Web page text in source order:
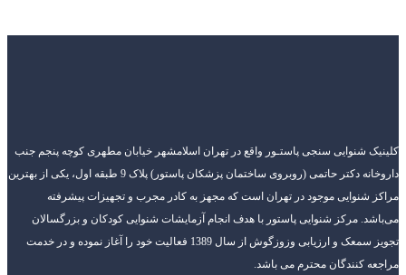
کلینیک شنوایی سنجی پاستـور واقع در تهران اسلامشهر خیابان مطهری کوچه پنجم جنب
داروخانه دکتر حاتمی (روبروی ساختمان پزشکان پاستور) پلاک 9 طبقه اول، یکی از بهترین
مراکز شنوایی موجود در تهران است که مجهز به کادر مجرب و تجهیزات پیشرفته
می‌باشد. مرکز شنوایی پاستور با هدف انجام آزمایشات شنوایی کودکان و بزرگسالان
تجویز سمعک و ارزیابی وزوزگوش از سال 1389 فعالیت خود را آغاز نموده و در خدمت
مراجعه کنندگان محترم می باشد.